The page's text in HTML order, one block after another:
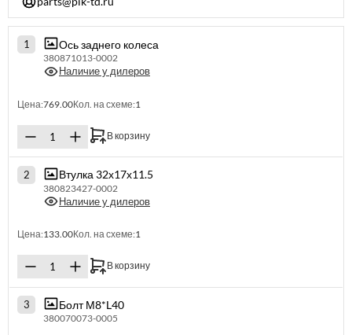
1 Ось заднего колеса
380871013-0002
Наличие у дилеров
Цена:769.00Кол. на схеме:1
В корзину
2 Втулка 32х17х11.5
380823427-0002
Наличие у дилеров
Цена:133.00Кол. на схеме:1
В корзину
3 Болт М8*L40
380070073-0005